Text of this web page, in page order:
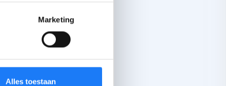
Marketing
Alles toestaan